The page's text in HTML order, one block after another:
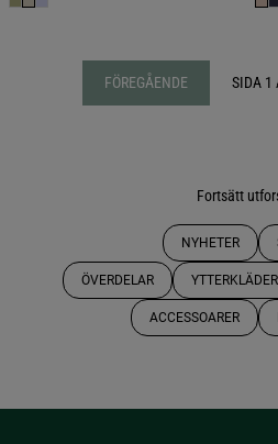
FÖREGÅENDE SIDA 1
Fortsätt
NYHETER
ÖVERDELAR YTTERKLÄDER
ACCESSOARER